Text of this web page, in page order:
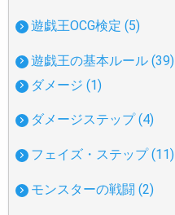
遊戯王OCG検定 (5)
遊戯王の基本ルール (39)
ダメージ (1)
ダメージステップ (4)
フェイズ・ステップ (11)
モンスターの戦闘 (2)